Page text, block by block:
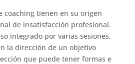
coaching tienen en su origen
de insatisfacción profesional.
integrado por varias sesiones,
la dirección de un objetivo
que puede tener formas e